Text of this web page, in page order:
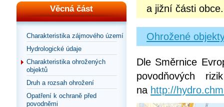
Věcná část
Charakteristika zájmového území
Hydrologické údaje
Charakteristika ohrožených
objektů
Druh a rozsah ohrožení
Opatření k ochraně před
povodněmi
a jižní části
Ohrožené
Dle Směrnice
povodňových
na http://